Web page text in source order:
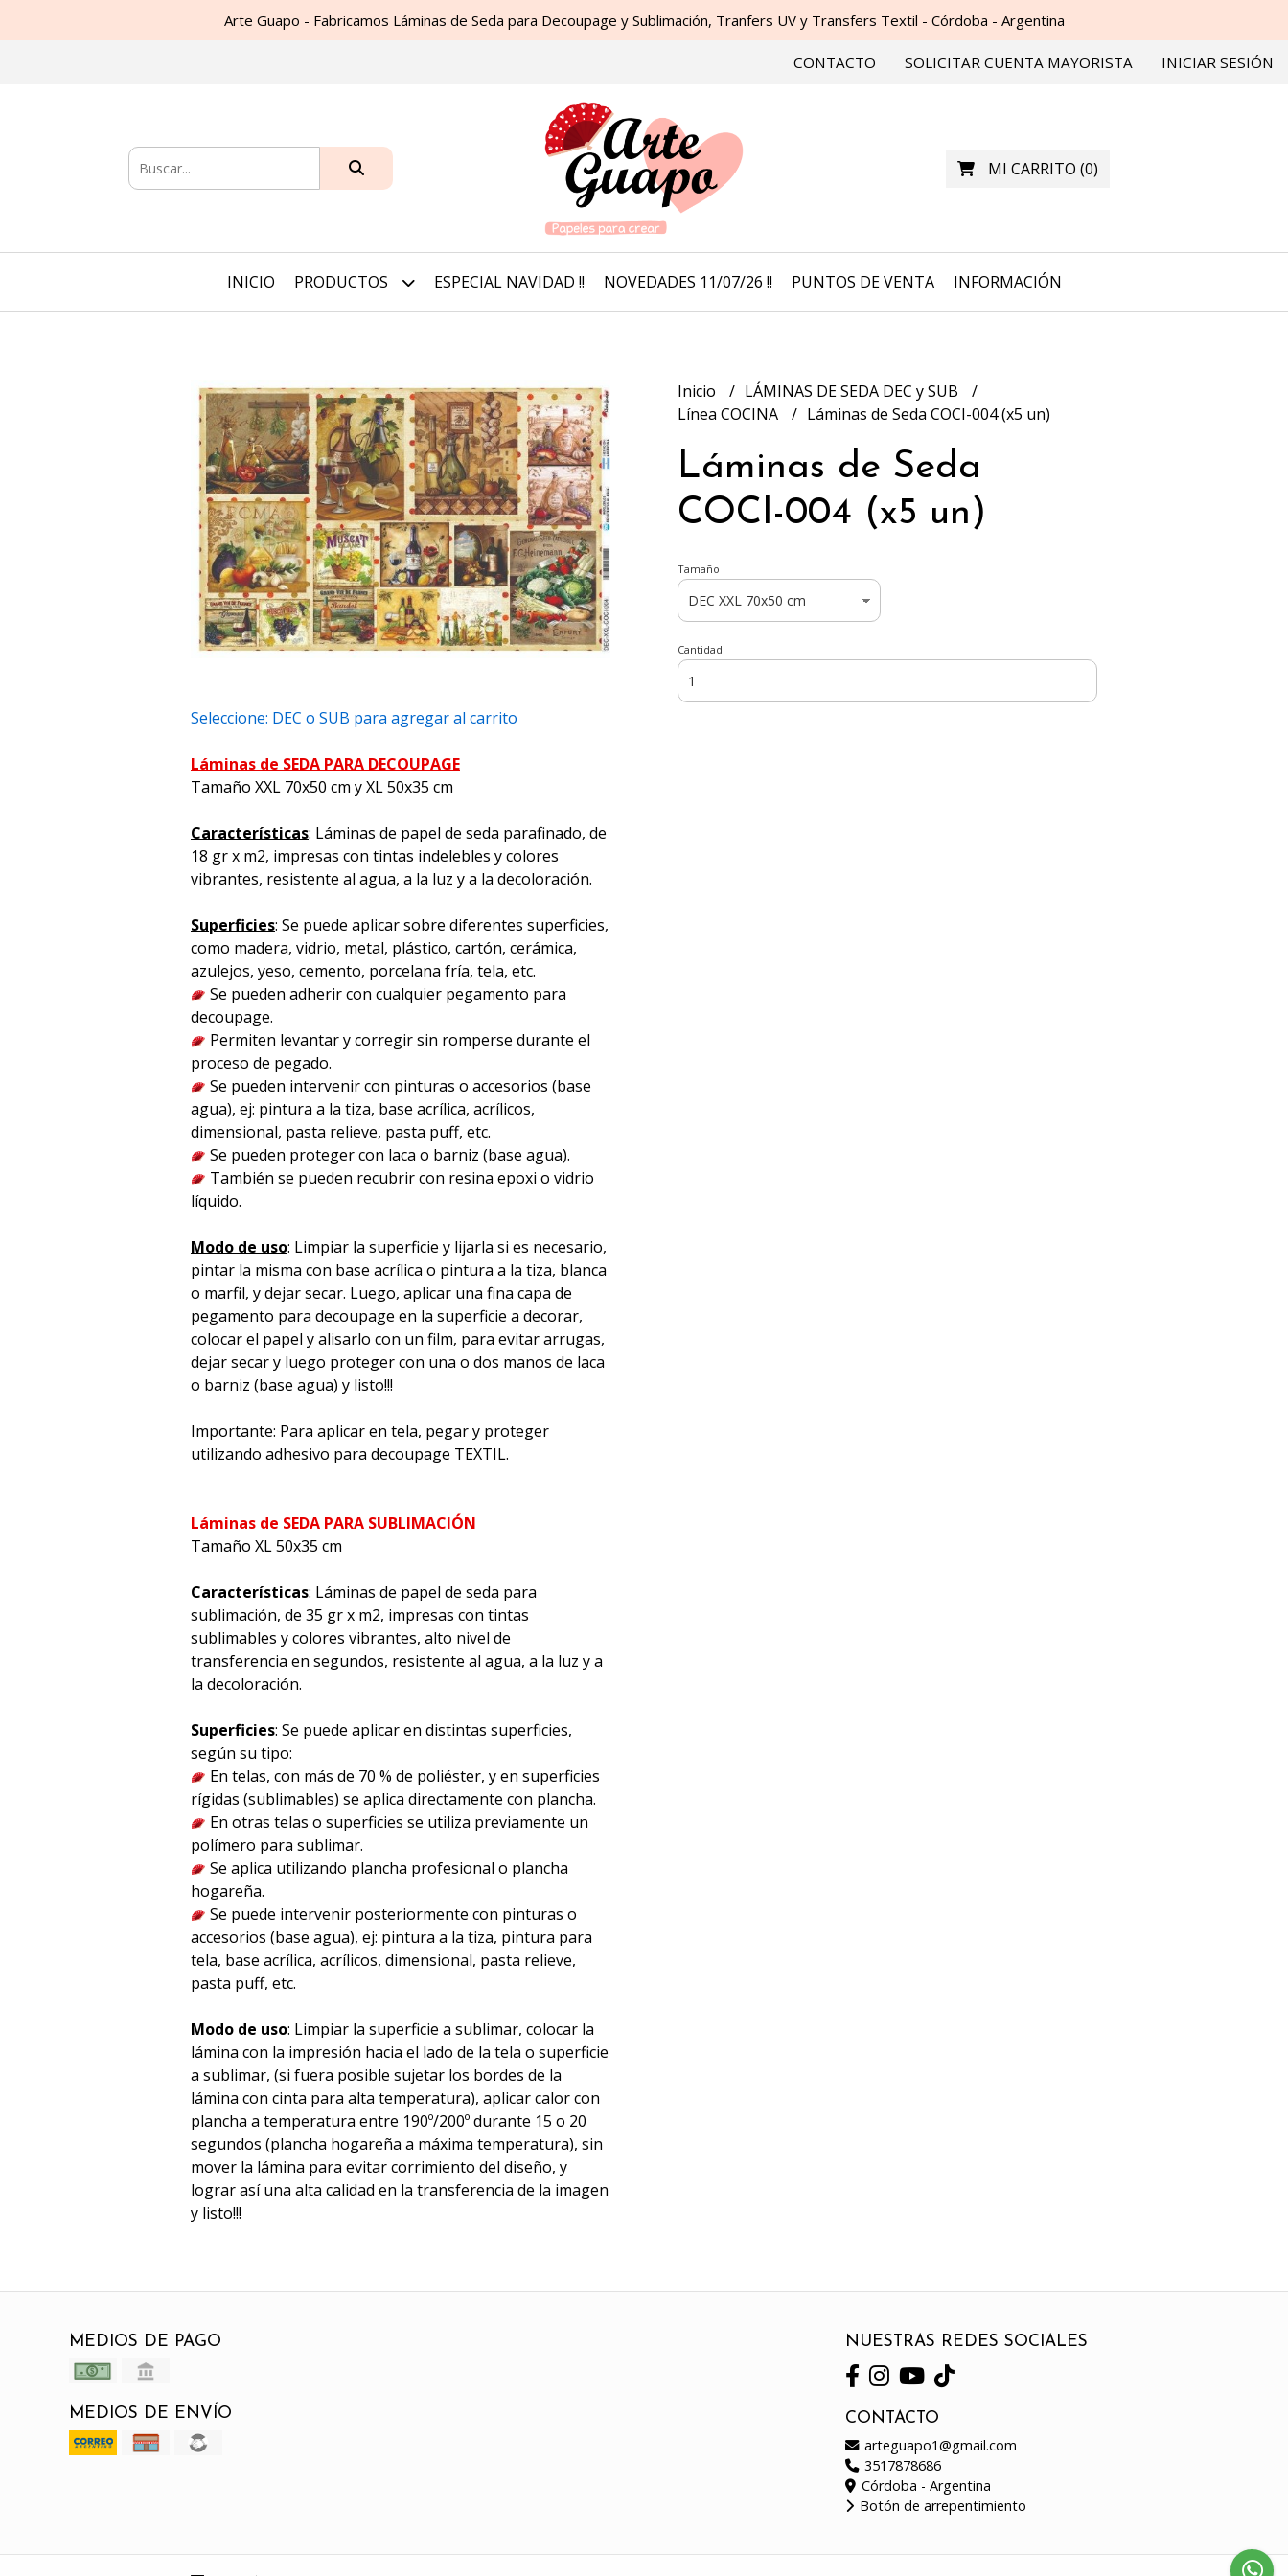
Arte Guapo - Fabricamos Láminas de Seda para Decoupage y Sublimación, Tranfers UV y Transfers Textil - Córdoba - Argentina
CONTACTO SOLICITAR CUENTA MAYORISTA INICIAR SESIÓN
MI CARRITO (0)
INICIO PRODUCTOS ESPECIAL NAVIDAD !! NOVEDADES 11/07/26 !! PUNTOS DE VENTA INFORMACIÓN
Seleccione: DEC o SUB para agregar al carrito
Láminas de SEDA PARA DECOUPAGE
Tamaño XXL 70x50 cm y XL 50x35 cm
Características: Láminas de papel de seda parafinado, de
18 gr x m2, impresas con tintas indelebles y colores
vibrantes, resistente al agua, a la luz y a la decoloración.
Superficies: Se puede aplicar sobre diferentes superficies,
como madera, vidrio, metal, plástico, cartón, cerámica,
azulejos, yeso, cemento, porcelana fría, tela, etc.
Se pueden adherir con cualquier pegamento para
decoupage.
Permiten levantar y corregir sin romperse durante el
proceso de pegado.
Se pueden intervenir con pinturas o accesorios (base
agua), ej: pintura a la tiza, base acrílica, acrílicos,
dimensional, pasta relieve, pasta puff, etc.
Se pueden proteger con laca o barniz (base agua).
También se pueden recubrir con resina epoxi o vidrio
líquido.
Modo de uso: Limpiar la superficie y lijarla si es necesario,
pintar la misma con base acrílica o pintura a la tiza, blanca
o marfil, y dejar secar. Luego, aplicar una fina capa de
pegamento para decoupage en la superficie a decorar,
colocar el papel y alisarlo con un film, para evitar arrugas,
dejar secar y luego proteger con una o dos manos de laca
o barniz (base agua) y listo!!!
Importante: Para aplicar en tela, pegar y proteger
utilizando adhesivo para decoupage TEXTIL.
Láminas de SEDA PARA SUBLIMACIÓN
Tamaño XL 50x35 cm
Características: Láminas de papel de seda para
sublimación, de 35 gr x m2, impresas con tintas
sublimables y colores vibrantes, alto nivel de
transferencia en segundos, resistente al agua, a la luz y a
la decoloración.
Superficies: Se puede aplicar en distintas superficies,
según su tipo:
En telas, con más de 70 % de poliéster, y en superficies
rígidas (sublimables) se aplica directamente con plancha.
En otras telas o superficies se utiliza previamente un
polímero para sublimar.
Se aplica utilizando plancha profesional o plancha
hogareña.
Se puede intervenir posteriormente con pinturas o
accesorios (base agua), ej: pintura a la tiza, pintura para
tela, base acrílica, acrílicos, dimensional, pasta relieve,
pasta puff, etc.
Modo de uso: Limpiar la superficie a sublimar, colocar la
lámina con la impresión hacia el lado de la tela o superficie
a sublimar, (si fuera posible sujetar los bordes de la
lámina con cinta para alta temperatura), aplicar calor con
plancha a temperatura entre 190º/200º durante 15 o 20
segundos (plancha hogareña a máxima temperatura), sin
mover la lámina para evitar corrimiento del diseño, y
lograr así una alta calidad en la transferencia de la imagen
y listo!!!
Inicio
LÁMINAS DE SEDA DEC y SUB
Línea COCINA
Láminas de Seda COCI-004 (x5 un)
Láminas de Seda
COCI-004 (x5 un)
Tamaño
Cantidad
MEDIOS DE PAGO
MEDIOS DE ENVÍO
NUESTRAS REDES SOCIALES
CONTACTO
arteguapo1@gmail.com
3517878686
Córdoba - Argentina
Botón de arrepentimiento